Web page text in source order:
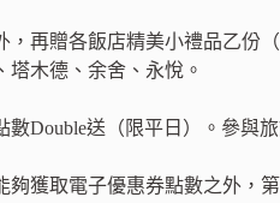
再贈各飯店精美小禮品乙份
木德、余舍、永悅。
Double送（限平日）。參與
獲取電子優惠券點數之外，